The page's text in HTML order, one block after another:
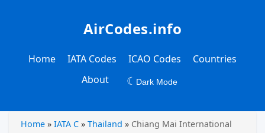
AirCodes.info
Home IATA Codes ICAO Codes
Countries
About
☾ Dark Mode
Home » IATA C » Thailand » Chiang Mai International